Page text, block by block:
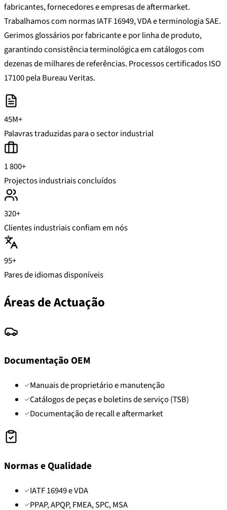
fabricantes, fornecedores e empresas de aftermarket.
Trabalhamos com normas IATF 16949, VDA e terminologia SAE.
Gerimos glossários por fabricante e por linha de produto,
garantindo consistência terminológica em catálogos com
dezenas de milhares de referências. Processos certificados ISO
17100 pela Bureau Veritas.
45M+
Palavras traduzidas para o sector industrial
1 800+
Projectos industriais concluídos
320+
Clientes industriais confiam em nós
95+
Pares de idiomas disponíveis
Áreas de Actuação
Documentação OEM
Manuais de proprietário e manutenção
Catálogos de peças e boletins de serviço (TSB)
Documentação de recall e aftermarket
Normas e Qualidade
IATF 16949 e VDA
PPAP, APQP, FMEA, SPC, MSA